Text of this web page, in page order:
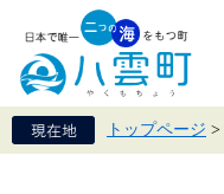
頭
で
す。
飛
ば
し
トップページ >